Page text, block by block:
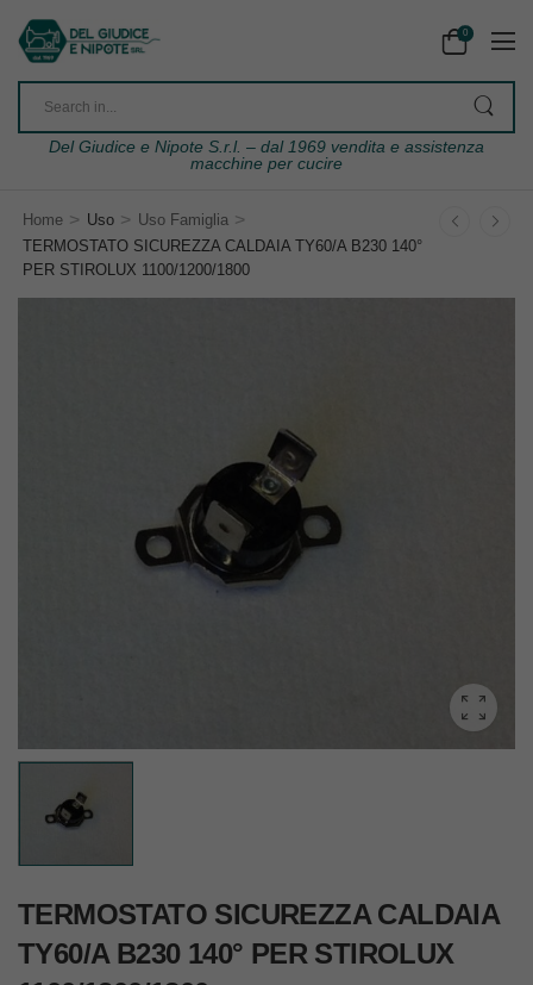
0
Del Giudice e Nipote S.r.l. – dal 1969 vendita e assistenza
macchine per cucire
Home > Uso > Uso Famiglia >
TERMOSTATO SICUREZZA CALDAIA TY60/A B230 140°
PER STIROLUX 1100/1200/1800
TERMOSTATO SICUREZZA CALDAIA
TY60/A B230 140° PER STIROLUX